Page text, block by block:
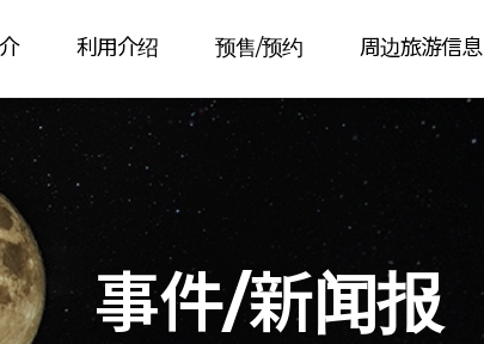
利用介绍 预售/预约 周边旅游信息
事件/新闻报